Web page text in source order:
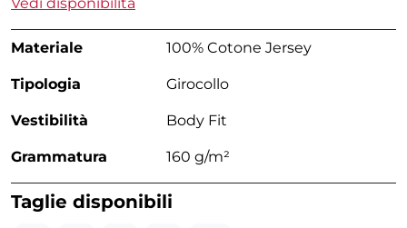
Materiale 100% Cotone Jersey
Tipologia Girocollo
Vestibilità Body Fit
Grammatura 160 g/m²
Taglie disponibili